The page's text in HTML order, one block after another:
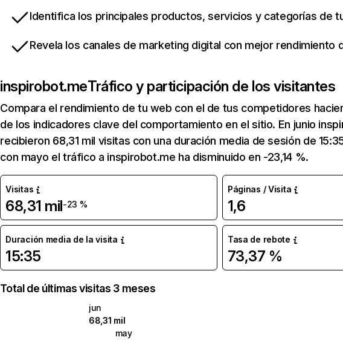
Identifica los principales productos, servicios y categorías de
Revela los canales de marketing digital con mejor rendimiento
inspirobot.meTráfico y participación de los visitantes
Compara el rendimiento de tu web con el de tus competidores
de los indicadores clave del comportamiento en el sitio. En junio
recibieron 68,31 mil visitas con una duración media de sesión de
con mayo el tráfico a inspirobot.me ha disminuido en -23,14 %.
Visitas
68,31 mil-23 %
Páginas / Visita
1,6
Duración media de la visita
15:35
Tasa de rebote
73,37 %
Total de últimas visitas 3 meses
jun
68,31 mil
may